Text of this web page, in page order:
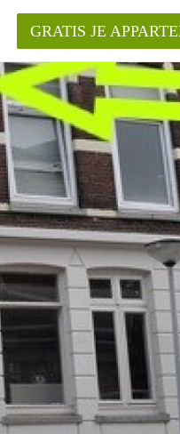
in Rotterdam?
GRATIS JE